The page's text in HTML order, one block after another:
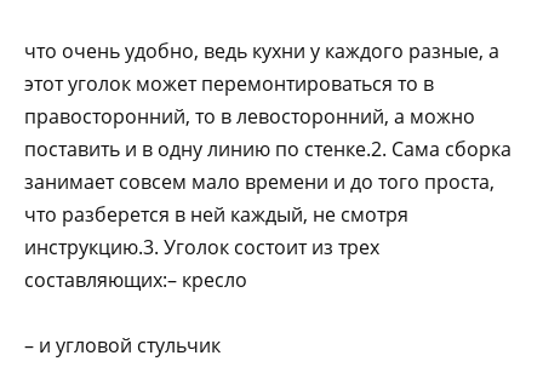
что очень удобно, ведь кухни у каждого разные, а
этот уголок может перемонтироваться то в
правосторонний, то в левосторонний, а можно
поставить и в одну линию по стенке.2. Сама сборка
занимает совсем мало времени и до того проста,
что разберется в ней каждый, не смотря
инструкцию.3. Уголок состоит из трех
составляющих:– кресло
– и угловой стульчик